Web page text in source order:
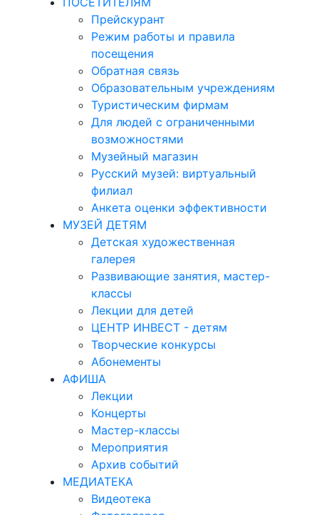
Прейскурант
Режим работы и правила
посещения
Обратная связь
Образовательным учреждениям
Туристическим фирмам
Для людей с ограниченными
возможностями
Музейный магазин
Русский музей: виртуальный
филиал
Анкета оценки эффективности
МУЗЕЙ ДЕТЯМ
Детская художественная
галерея
Развивающие занятия, мастер-
классы
Лекции для детей
ЦЕНТР ИНВЕСТ - детям
Творческие конкурсы
Абонементы
АФИША
Лекции
Концерты
Мастер-классы
Мероприятия
Архив событий
МЕДИАТЕКА
Видеотека